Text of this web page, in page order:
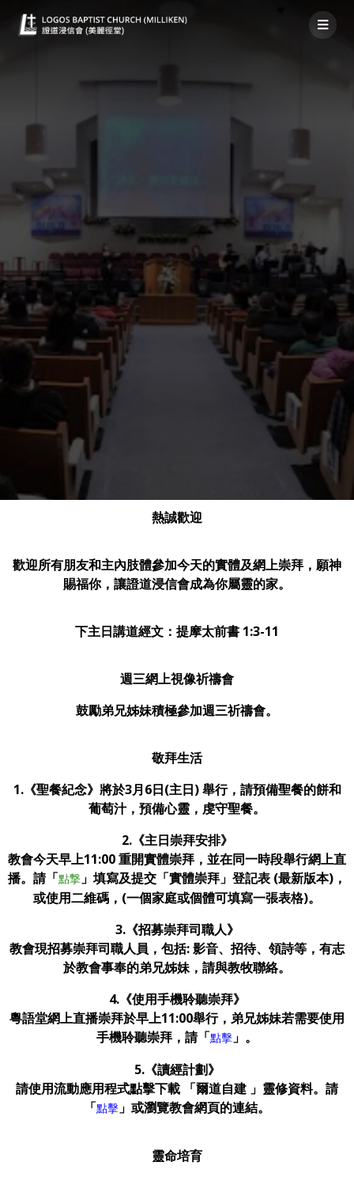
熱誠歡迎
歡迎所有朋友和主內肢體參加今天的實體及網上崇拜，願神
賜福你，讓證道浸信會成為你屬靈的家。
下主日講道經文：提摩太前書 1:3-11
週三網上視像祈禱會
鼓勵弟兄姊妹積極參加週三祈禱會。
敬拜生活
1.《聖餐紀念》將於3月6日(主日) 舉行，請預備聖餐的餅和
葡萄汁，預備心靈，虔守聖餐。
2.《主日崇拜安排》
教會今天早上11:00 重開實體崇拜，並在同一時段舉行網上直
播。 請「點撃 」填寫及提交「實體崇拜」登記表 (最新版本)，
或使用二維碼，(一個家庭或個體可填寫一張表格)。
3.《招募崇拜司職人》
教會現招募崇拜司職人員，包括: 影音、招待、領詩等，有志
於教會事奉的弟兄姊妹，請與教牧聯絡。
4.《使用手機聆聽崇拜》
粵語堂網上直播崇拜於早上11:00舉行，弟兄姊妹若需要使用
手機聆聽崇拜，請「點擊 」 。
5.《讀經計劃》
請使用流動應用程式點擊下載 「爾道自建 」靈修資料。請
「點擊 」或瀏覽教會網頁的連結。
靈命培育